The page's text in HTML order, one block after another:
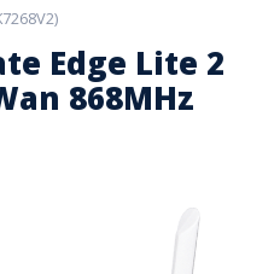
Edge Lite 2
868MHz